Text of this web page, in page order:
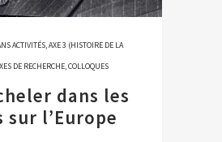
ACTIVITÉS,AXE 3 (HISTOIRE DE LA
DE RECHERCHE,COLLOQUES
dans les
sur l’Europe